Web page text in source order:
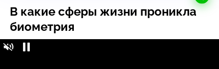
В какие сферы жизни проникла
биометрия
№9. Биометрия везде